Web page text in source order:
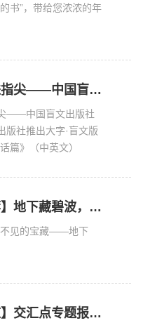
书”，带给您浓浓的年
将神话装进指尖——中国盲文出版社携手河海大学出版社推出大字·盲文版《中国故事·神话篇》（中英文）
——中国盲文出版社
版社推出大字·盲文版
篇》（中英文）
【好书推荐】地下藏碧波，科学认识、守护地下水
不见的宝藏——地下
【媒体报道】交汇点专题报道 可复制、可推广！这本年鉴为全国应急管理工作提供“智慧方案”